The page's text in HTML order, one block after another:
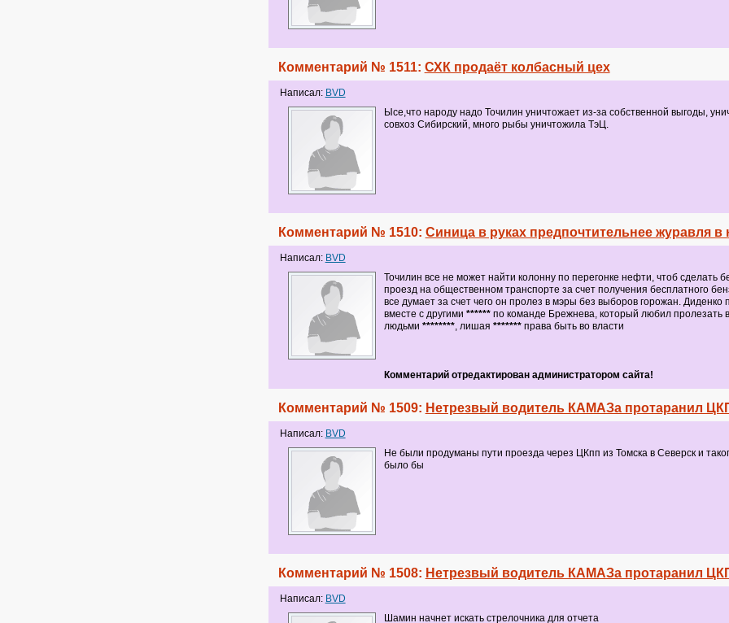
Комментарий № 1511: СХК продаёт колбасный цех
Написал: BVD
Ысе,что народу надо Точилин уничтожает из-за собственной выгоды,
совхоз Сибирский, много рыбы уничтожила ТэЦ.
Комментарий № 1510: Синица в руках предпочтительнее журавля в
Написал: BVD
Точилин все не может найти колонну по перегонке нефти, чтоб сделать
проезд на общественном транспорте за счет получения бесплатного
все думает за счет чего он пролез в мэры без выборов горожан. Диденко
вместе с другими ******по команде Брежнева, который любил пролезать
людьми ********, лишая *******права быть во власти
Комментарий отредактирован администратором сайта!
Комментарий № 1509: Нетрезвый водитель КАМАЗа протаранил
Написал: BVD
Не были продуманы пути проезда через ЦКпп из Томска в Северск и
было бы
Комментарий № 1508: Нетрезвый водитель КАМАЗа протаранил
Написал: BVD
Шамин начнет искать стрелочника для отчета